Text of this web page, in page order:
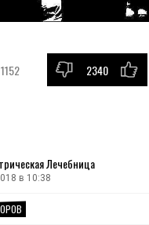
1152 2340
Лечебница
в 10:38